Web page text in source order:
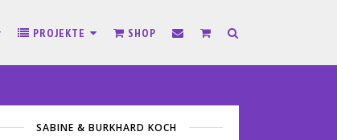
PROJEKTE SHOP
SABINE & BURKHARD KOCH